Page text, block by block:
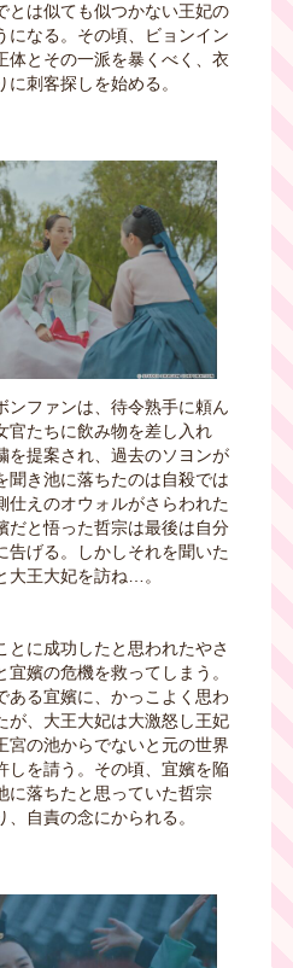
とは似ても似つかない王妃の
になる。その頃、ビョンイン
体とその一派を暴くべく、衣
刺客探しを始める。
ンファンは、待令熟手に頼ん
官たちに飲み物を差し入れ
を提案され、過去のソヨンが
聞き池に落ちたのは自殺では
仕えのオウォルがさらわれた
だと悟った哲宗は最後は自分
告げる。しかしそれを聞いた
大王大妃を訪ね…。
とに成功したと思われたやさ
嬪の危機を救ってしまう。
ある宜嬪に、かっこよく思わ
が、大王大妃は大激怒し王妃
宮の池からでないと元の世界
しを請う。その頃、宜嬪を陥
に落ちたと思っていた哲宗
自責の念にかられる。